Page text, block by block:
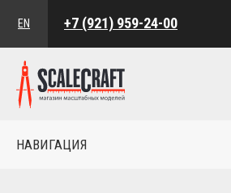
EN +7 (921) 959-24-00
НАВИГАЦИЯ